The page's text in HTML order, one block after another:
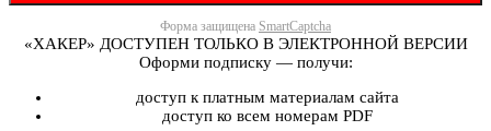
Форма защищена SmartCaptcha
«ХАКЕР» ДОСТУПЕН ТОЛЬКО В ЭЛЕКТРОННОЙ ВЕРСИИ
Оформи подписку — получи:
доступ к платным материалам сайта
доступ ко всем номерам PDF